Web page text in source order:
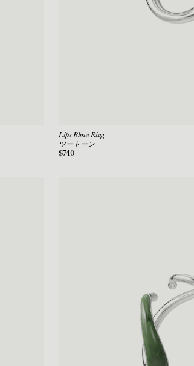
Lips Blow Ring
ツートーン
$740